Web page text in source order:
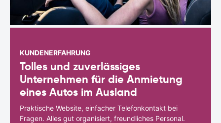
KUNDENERFAHRUNG
Tolles und zuverlässiges
Unternehmen für die Anmietung
eines Autos im Ausland
Praktische Website, einfacher Telefonkontakt bei
Fragen. Alles gut organisiert, freundliches Personal.